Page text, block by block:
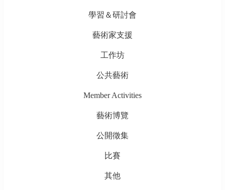
學習＆研討會
藝術家支援
工作坊
公共藝術
Member Activities
藝術博覽
公開徵集
比賽
其他